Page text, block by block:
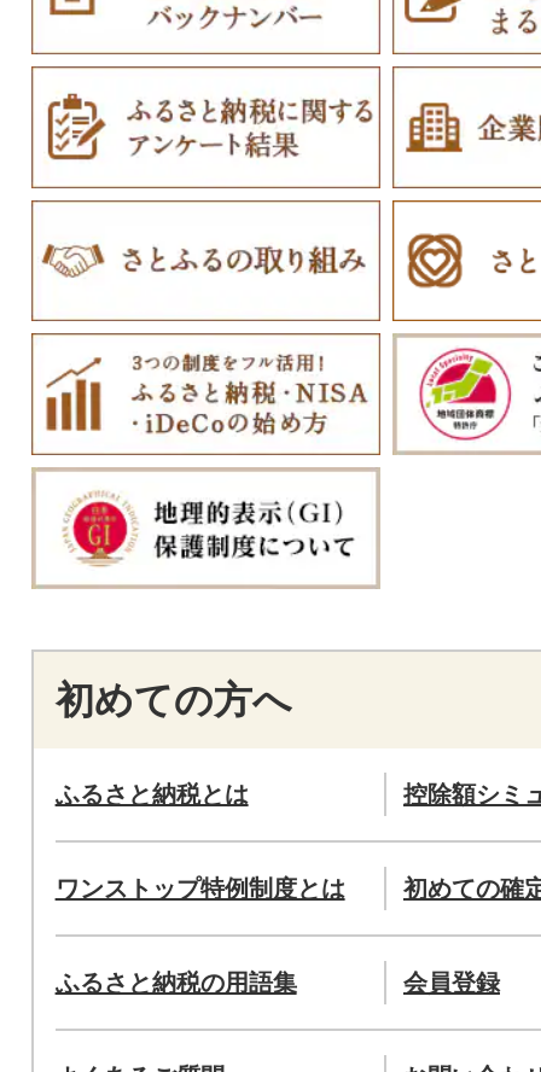
初めての方へ
ふるさと納税とは 控除額シミ
ワンストップ特例制度とは 初めての確
ふるさと納税の用語集 会員登録